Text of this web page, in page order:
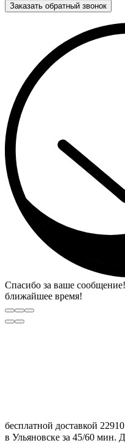
Заказать обратный звонок
Спасибо за ваше
ближайшее время!
бесплатной доставкой
в Ульяновске за 45/60 мин.